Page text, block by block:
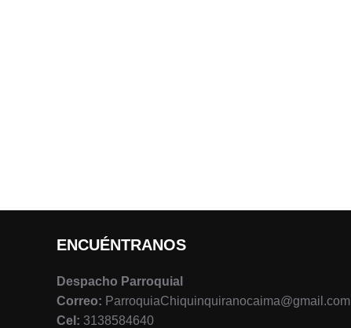
ENCUÉNTRANOS
Despacho Parroquial
Correo: ParroquiaChiquinquiranocaima@gmail.com
Cel: 3138584640